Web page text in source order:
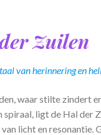
Zuilen
van herinnering en
waar stilte zindert
spiraal, ligt de Hal der
licht en resonantie.